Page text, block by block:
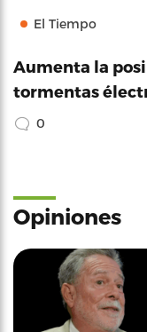
El Tiempo
Aumenta la
tormentas
0
Opiniones